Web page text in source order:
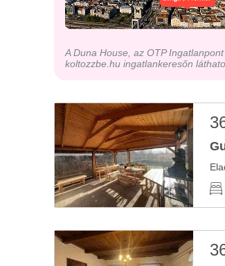
A Duna House, az OTP
koltozzbe.hu ingatlankeresőn